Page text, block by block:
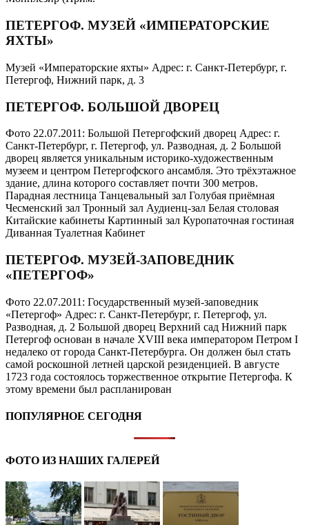
ПЕТЕРГОФ. МУЗЕЙ «ИМПЕРАТОРСКИЕ
ЯХТЫ»
Музей «Императорские яхты» Адрес: г. Санкт-Петербург, г.
Петергоф, Нижний парк, д. 3
ПЕТЕРГОФ. БОЛЬШОЙ ДВОРЕЦ
Фото 22.07.2011: Большой Петергофский дворец Адрес: г.
Санкт-Петербург, г. Петергоф, ул. Разводная, д. 2 Большой
дворец является уникальным историко-художественным
музеем и центром Петергофского ансамбля. Это трёхэтажное
здание, длина которого составляет почти 300 метров.
Парадная лестница Танцевальный зал Голубая приёмная
Чесменский зал Тронный зал Аудиенц-зал Белая столовая
Китайские кабинеты Картинный зал Куропаточная гостиная
Диванная Туалетная Кабинет
ПЕТЕРГОФ. МУЗЕЙ-ЗАПОВЕДНИК
«ПЕТЕРГОФ»
Фото 22.07.2011: Государственный музей-заповедник
«Петергоф» Адрес: г. Санкт-Петербург, г. Петергоф, ул.
Разводная, д. 2 Большой дворец Верхний сад Нижний парк
Петергоф основан в начале XVIII века императором Петром I
недалеко от города Санкт-Петербурга. Он должен был стать
самой роскошной летней царской резиденцией. В августе
1723 года состоялось торжественное открытие Петергофа. К
этому времени был распланирован
ПОПУЛЯРНОЕ СЕГОДНЯ
ФОТО ИЗ НАШИХ ГАЛЕРЕЙ